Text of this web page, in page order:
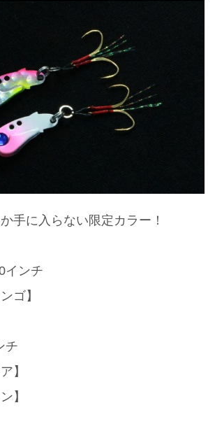
手に入らない限定カラー！
インチ
ゴ】
チ
】
】